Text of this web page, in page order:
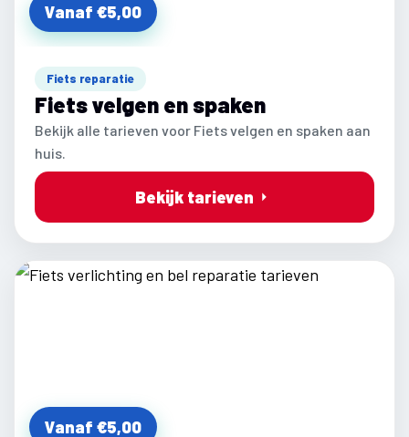
Vanaf €5,00
Fiets reparatie
Fiets velgen en spaken
Bekijk alle tarieven voor Fiets velgen en spaken aan
huis.
Bekijk tarieven
Vanaf €5,00